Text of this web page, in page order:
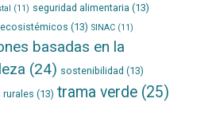
(11) seguridad alimentaria (13)
(13) SINAC(11)
basadas en la
(24) sostenibilidad (13)
(13) trama verde(25)